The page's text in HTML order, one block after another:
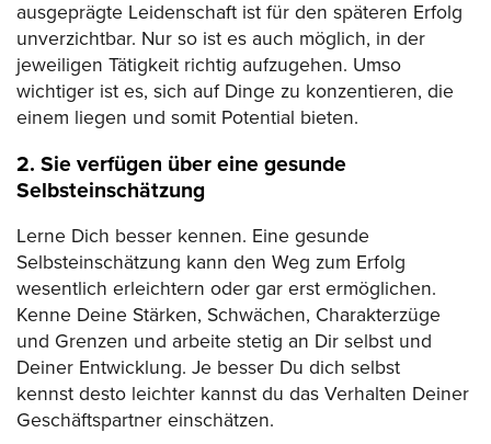
ausgeprägte Leidenschaft ist für den späteren Erfolg
unverzichtbar. Nur so ist es auch möglich, in der
jeweiligen Tätigkeit richtig aufzugehen. Umso
wichtiger ist es, sich auf Dinge zu konzentieren, die
einem liegen und somit Potential bieten.
2. Sie verfügen über eine gesunde
Selbsteinschätzung
Lerne Dich besser kennen. Eine gesunde
Selbsteinschätzung kann den Weg zum Erfolg
wesentlich erleichtern oder gar erst ermöglichen.
Kenne Deine Stärken, Schwächen, Charakterzüge
und Grenzen und arbeite stetig an Dir selbst und
Deiner Entwicklung. Je besser Du dich selbst
kennst desto leichter kannst du das Verhalten Deiner
Geschäftspartner einschätzen.